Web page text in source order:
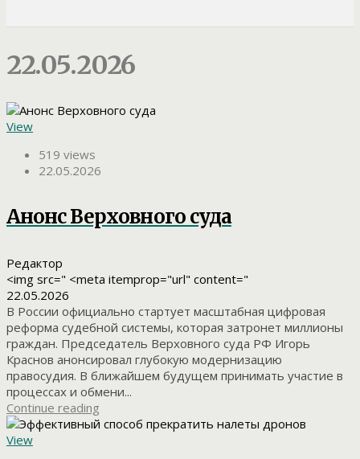
22.05.2026
View
519 views
22.05.2026
Анонс Верховного суда
Редактор
<img src=" <meta itemprop="url" content="
22.05.2026
В России официально стартует масштабная цифровая
реформа судебной системы, которая затронет миллионы
граждан. Председатель Верховного суда РФ Игорь
Краснов анонсировал глубокую модернизацию
правосудия. В ближайшем будущем принимать участие в
процессах и обмени...
Continue reading
View